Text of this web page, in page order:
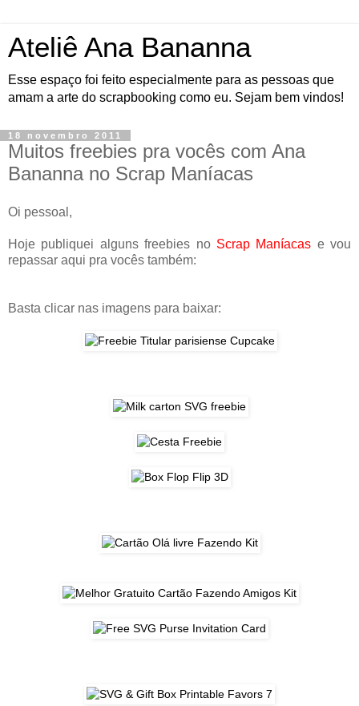
Ateliê Ana Bananna
Esse espaço foi feito especialmente para as pessoas que
amam a arte do scrapbooking como eu. Sejam bem vindos!
18 novembro 2011
Muitos freebies pra vocês com Ana
Bananna no Scrap Maníacas
Oi pessoal,
Hoje publiquei alguns freebies no Scrap Maníacas e vou
repassar aqui pra vocês também:
Basta clicar nas imagens para baixar: